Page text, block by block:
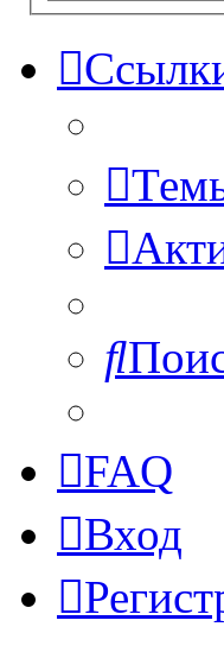
FAQ
Вход